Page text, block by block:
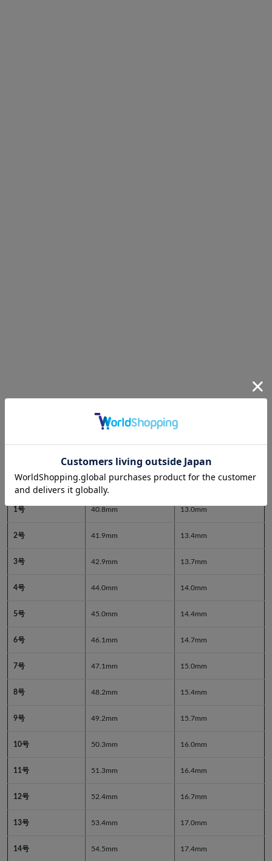
サイズ 内周 内径
1号 40.8mm 13.0mm
2号 41.9mm 13.4mm
3号 42.9mm 13.7mm
4号 44.0mm 14.0mm
5号 45.0mm 14.4mm
6号 46.1mm 14.7mm
7号 47.1mm 15.0mm
8号 48.2mm 15.4mm
9号 49.2mm 15.7mm
10号 50.3mm 16.0mm
11号 51.3mm 16.4mm
12号 52.4mm 16.7mm
13号 53.4mm 17.0mm
14号 54.5mm 17.4mm